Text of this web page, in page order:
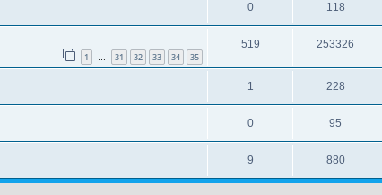
0 118
1 … 31 32 33 34 35
519 253326
1 228
0 95
9 880